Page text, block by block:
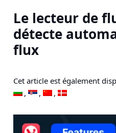
Le lecteur de
détecte
flux
Cet article est également